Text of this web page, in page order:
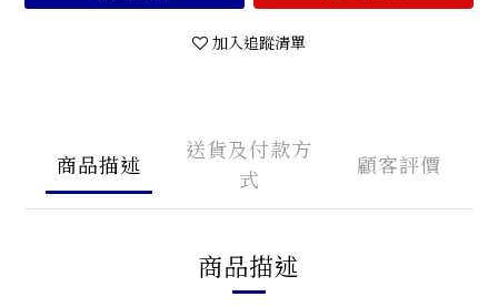
加入追蹤清單
商品描述
送貨及付款方
式
顧客評價
商品描述